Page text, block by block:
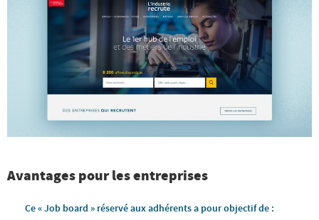
Avantages pour les entreprises
Ce « Job board » réservé aux adhérents a pour objectif de :